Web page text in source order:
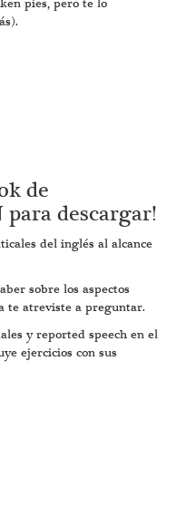
pies, pero te lo
de
descargar!
del inglés al alcance
sobre los aspectos
te atreviste a preguntar.
y reported speech en el
ejercicios con sus